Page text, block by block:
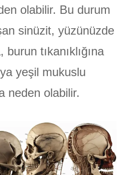
olabilir. Bu durum
sinüzit, yüzünüzde
burun tıkanıklığına
yeşil mukuslu
neden olabilir.